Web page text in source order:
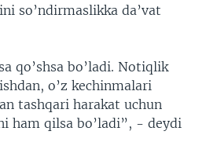
so’ndirmaslikka da’vat
qo’shsa bo’ladi. Notiqlik
o’z kechinmalari
tashqari harakat uchun
ham qilsa bo’ladi”, - deydi